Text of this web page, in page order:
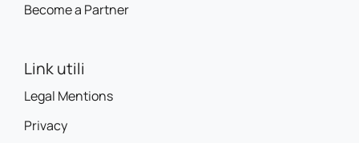
Become a Partner
Link utili
Legal Mentions
Privacy